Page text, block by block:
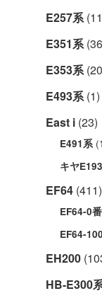
E257系
E351系
E353系
E493系(1)
East i (23)
E491系
キヤ
EF64 (411)
EF64-0
EF64-
EH200
HB-E300